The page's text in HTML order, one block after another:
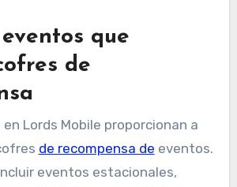
que
de
Lords Mobile proporcionan a
de recompensa de eventos.
eventos estacionales,